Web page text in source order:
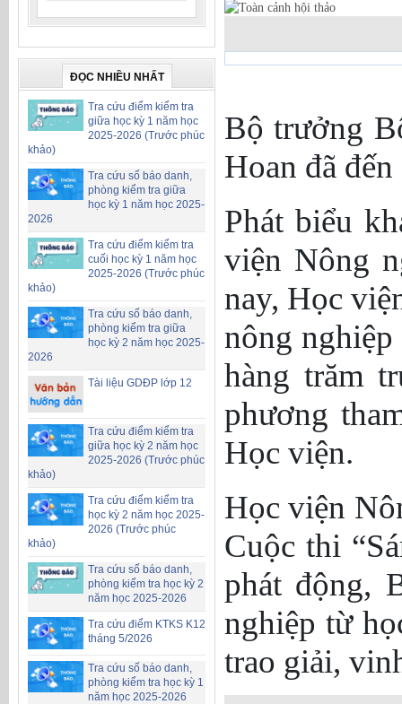
ĐỌC NHIỀU NHẤT
Tra cứu điểm kiểm tra
giữa học kỳ 1 năm học
2025-2026 (Trước phúc
khảo)
Tra cứu số báo danh,
phòng kiểm tra giữa
học kỳ 1 năm học 2025-
2026
Tra cứu điểm kiểm tra
cuối học kỳ 1 năm học
2025-2026 (Trước phúc
khảo)
Tra cứu số báo danh,
phòng kiểm tra giữa
học kỳ 2 năm học 2025-
2026
Tài liệu GDĐP lớp 12
Tra cứu điểm kiểm tra
giữa học kỳ 2 năm học
2025-2026 (Trước phúc
khảo)
Tra cứu điểm kiểm tra
học kỳ 2 năm học 2025-
2026 (Trước phúc
khảo)
Tra cứu số báo danh,
phòng kiểm tra học kỳ 2
năm học 2025-2026
Tra cứu điểm KTKS K12
tháng 5/2026
Tra cứu số báo danh,
phòng kiểm tra học kỳ 1
năm học 2025-2026
Bộ trưởng
Hoan đã
Phát biểu
viện Nông
nay, Học
nông
hàng trăm
phương
Học viện.
Học viện
Cuộc thi
phát động,
nghiệp từ
trao giải,